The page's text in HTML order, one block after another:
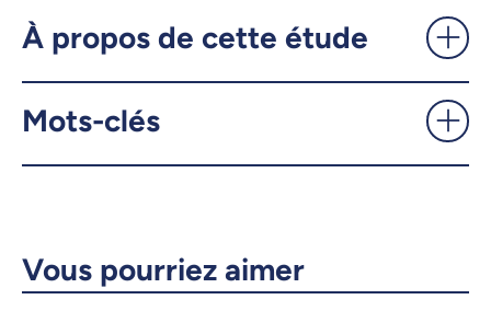
À propos de cette étude
Mots-clés
Vous pourriez aimer